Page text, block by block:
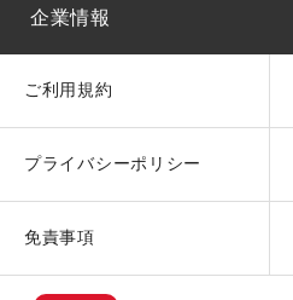
企業情報
ご利用規約
プライバシーポリシー
免責事項